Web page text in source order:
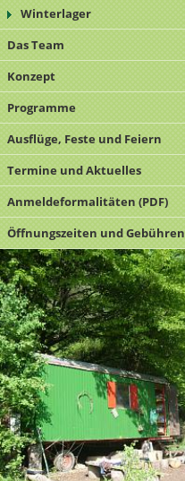
Winterlager
Das Team
Konzept
Programme
Ausflüge, Feste und Feiern
Termine und Aktuelles
Anmeldeformalitäten (PDF)
Öffnungszeiten und Gebühren